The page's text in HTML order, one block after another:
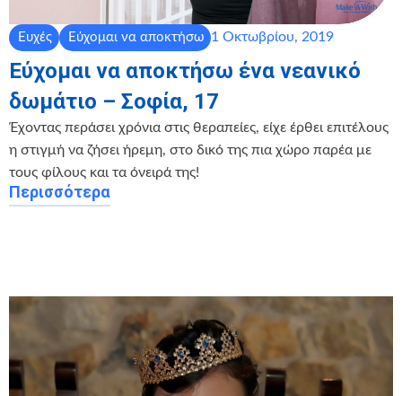
Ευχές Εύχομαι να αποκτήσω 1 Οκτωβρίου, 2019
Εύχομαι να αποκτήσω ένα νεανικό
δωμάτιο – Σοφία, 17
Έχοντας περάσει χρόνια στις θεραπείες, είχε έρθει επιτέλους
η στιγμή να ζήσει ήρεμη, στο δικό της πια χώρο παρέα με
τους φίλους και τα όνειρά της!
Περισσότερα